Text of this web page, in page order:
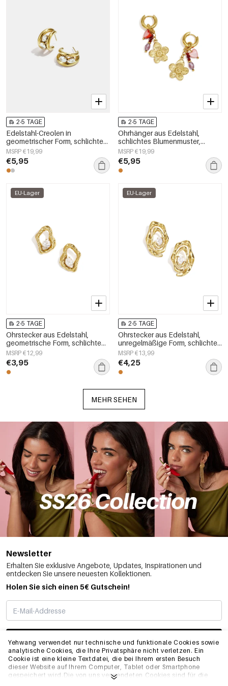
Yehwang verwendet nur technische und funktionale Cookies sowie
analytische Cookies, die Ihre Privatsphäre nicht verletzen. Ein
Cookie ist eine kleine Textdatei, die bei Ihrem ersten Besuch
dieser Website auf Ihrem Computer, Tablet oder Smartphone
gespeichert wird.Die von uns verwendeten Cookies sind für die
2-5 TAGE
Edelstahl-Creolen in
geometrischer Form, schlichte
Alltags-Serie, Damenschmuck
MSRP €19,99
€5,95
2-5 TAGE
Ohrhänger aus Edelstahl,
schlichtes Blumenmuster,
schlichte Alltags-Serie,
Damenschmuck
MSRP €19,99
€5,95
EU-Lager
2-5 TAGE
Ohrstecker aus Edelstahl,
geometrische Form, schlichte
Alltags-Serie, Damenschmuck
MSRP €12,99
€3,95
EU-Lager
2-5 TAGE
Ohrstecker aus Edelstahl,
unregelmäßige Form, schlichte
Alltags-Serie, Damenschmuck
MSRP €13,99
€4,25
MEHR SEHEN
Newsletter
Erhalten Sie exklusive Angebote, Updates, Inspirationen und
entdecken Sie unsere neuesten Kollektionen.
Holen Sie sich einen 5€ Gutschein!
ABONNIEREN
INFO